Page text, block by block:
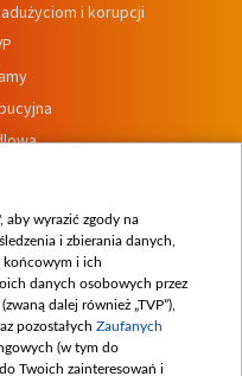
i korupcji
aby wyrazić zgody na
i zbierania danych,
końcowym i ich
danych osobowych przez
dalej również „TVP”),
pozostałych Zaufanych
(w tym do
Twoich zainteresowań i